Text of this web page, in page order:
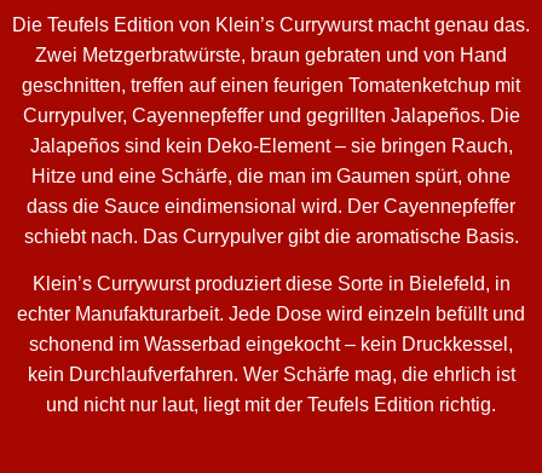
Die Teufels Edition von Klein’s Currywurst macht genau das.
Zwei Metzgerbratwürste, braun gebraten und von Hand
geschnitten, treffen auf einen feurigen Tomatenketchup mit
Currypulver, Cayennepfeffer und gegrillten Jalapeños. Die
Jalapeños sind kein Deko-Element – sie bringen Rauch,
Hitze und eine Schärfe, die man im Gaumen spürt, ohne
dass die Sauce eindimensional wird. Der Cayennepfeffer
schiebt nach. Das Currypulver gibt die aromatische Basis.
Klein’s Currywurst produziert diese Sorte in Bielefeld, in
echter Manufakturarbeit. Jede Dose wird einzeln befüllt und
schonend im Wasserbad eingekocht – kein Druckkessel,
kein Durchlaufverfahren. Wer Schärfe mag, die ehrlich ist
und nicht nur laut, liegt mit der Teufels Edition richtig.